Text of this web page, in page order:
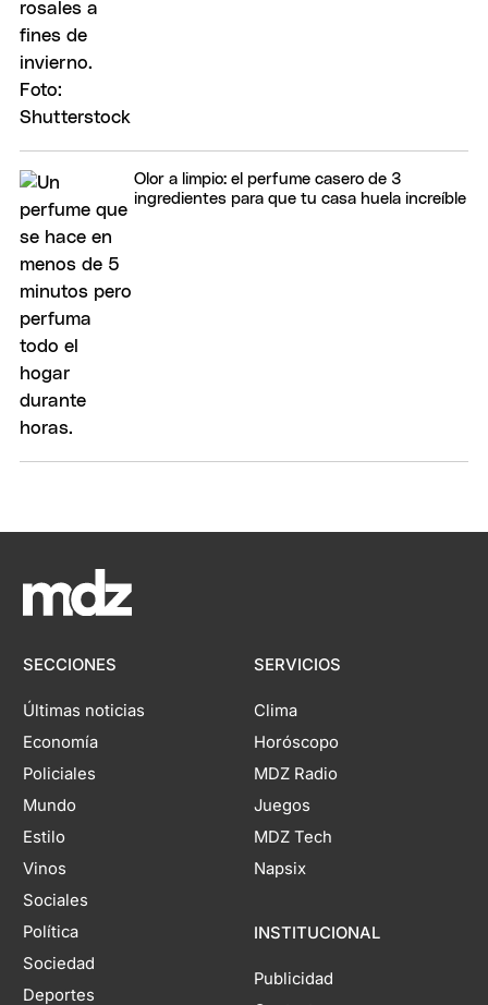
Olor a limpio: el perfume casero de 3
ingredientes para que tu casa huela increíble
SECCIONES
Últimas noticias
Economía
Policiales
Mundo
Estilo
Vinos
Sociales
Política
Sociedad
Deportes
SERVICIOS
Clima
Horóscopo
MDZ Radio
Juegos
MDZ Tech
Napsix
INSTITUCIONAL
Publicidad